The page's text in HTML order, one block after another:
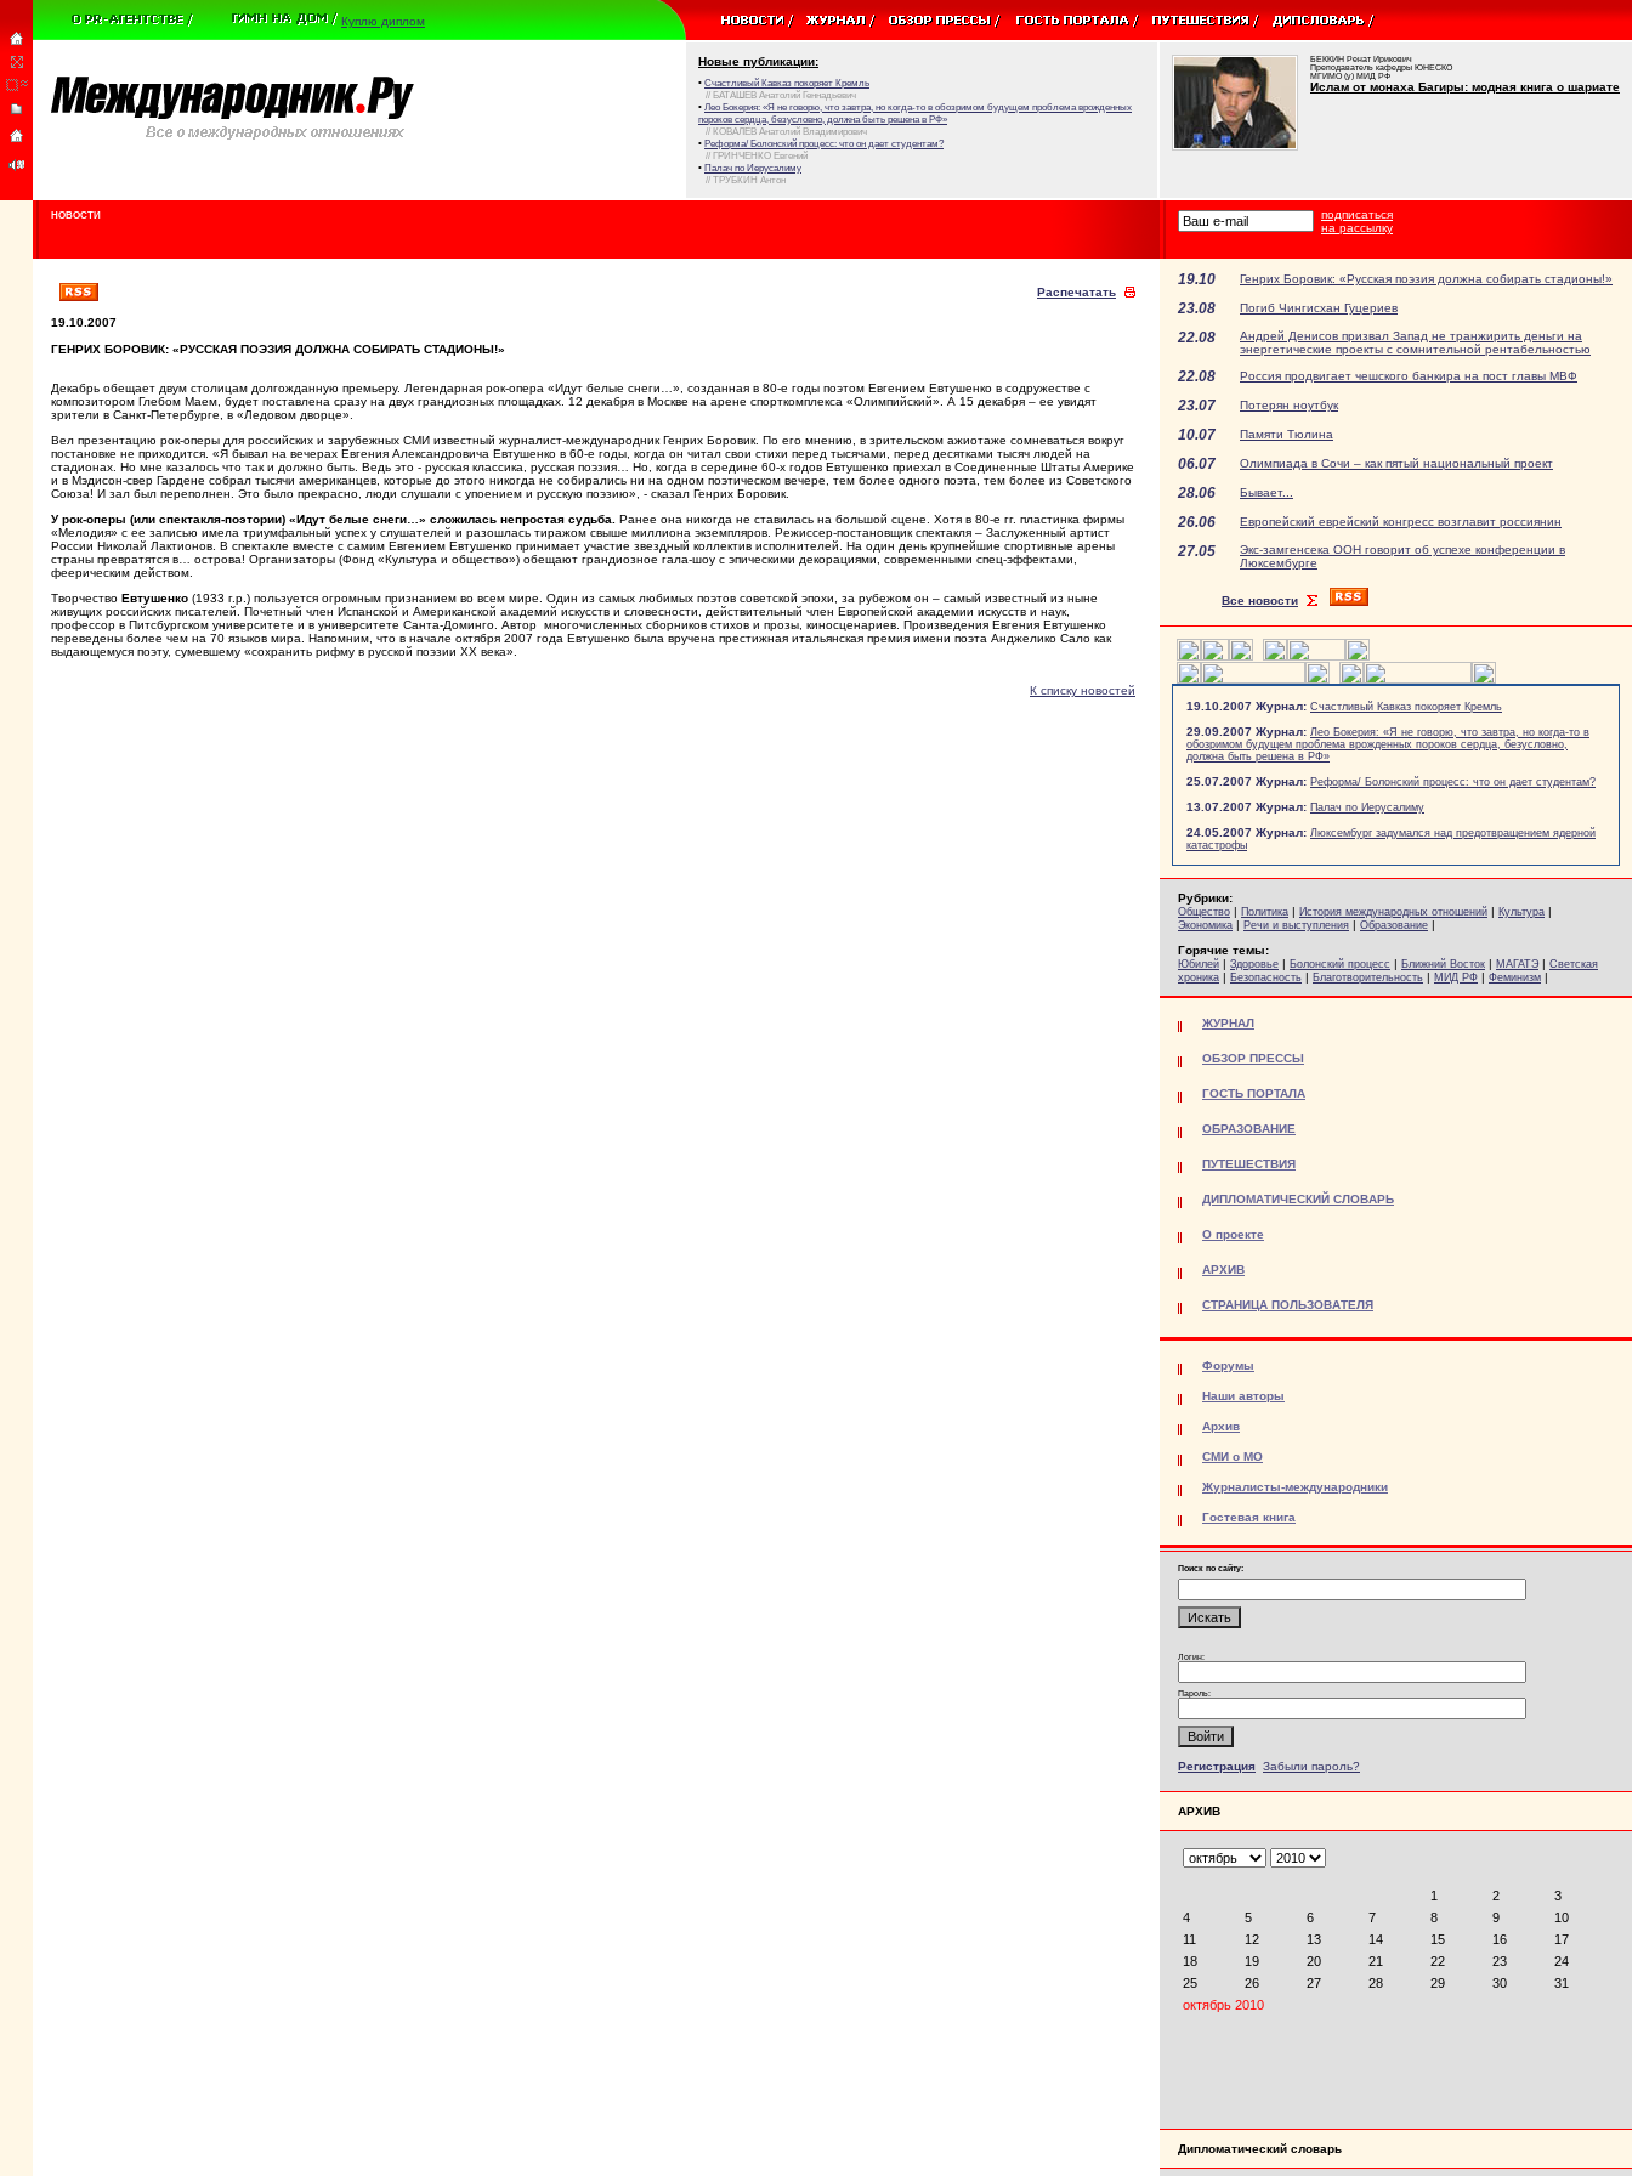
Куплю диплом
Новые публикации:
• Счастливый Кавказ покоряет Кремль
// БАТАШЕВ Анатолий Геннадьевич
• Лео Бокерия: «Я не говорю, что завтра, но когда-то в обозримом будущем проблема врожденных
пороков сердца, безусловно, должна быть решена в РФ»
// КОВАЛЕВ Анатолий Владимирович
• Реформа/ Болонский процесс: что он дает студентам?
// ГРИНЧЕНКО Евгений
• Палач по Иерусалиму
// ТРУБКИН Антон
БЕККИН Ренат Ирикович
Преподаватель кафедры ЮНЕСКО
МГИМО (у) МИД РФ
Ислам от монаха Багиры: модная книга о шариате
НОВОСТИ
подписаться
на рассылку
Распечатать
19.10.2007
ГЕНРИХ БОРОВИК: «РУССКАЯ ПОЭЗИЯ ДОЛЖНА СОБИРАТЬ СТАДИОНЫ!»
Декабрь обещает двум столицам долгожданную премьеру. Легендарная рок-опера «Идут белые снеги…», созданная в 80-е годы поэтом Евгением Евтушенко в содружестве с
композитором Глебом Маем, будет поставлена сразу на двух грандиозных площадках. 12 декабря в Москве на арене спорткомплекса «Олимпийский». А 15 декабря – ее увидят
зрители в Санкт-Петербурге, в «Ледовом дворце».
Вел презентацию рок-оперы для российских и зарубежных СМИ известный журналист-международник Генрих Боровик. По его мнению, в зрительском ажиотаже сомневаться вокруг
постановке не приходится. «Я бывал на вечерах Евгения Александровича Евтушенко в 60-е годы, когда он читал свои стихи перед тысячами, перед десятками тысяч людей на
стадионах. Но мне казалось что так и должно быть. Ведь это - русская классика, русская поэзия… Но, когда в середине 60-х годов Евтушенко приехал в Соединенные Штаты Америке
и в Мэдисон-свер Гардене собрал тысячи американцев, которые до этого никогда не собирались ни на одном поэтическом вечере, тем более одного поэта, тем более из Советского
Союза! И зал был переполнен. Это было прекрасно, люди слушали с упоением и русскую поэзию», - сказал Генрих Боровик.
У рок-оперы (или спектакля-поэтории) «Идут белые снеги…» сложилась непростая судьба. Ранее она никогда не ставилась на большой сцене. Хотя в 80-е гг. пластинка фирмы
«Мелодия» с ее записью имела триумфальный успех у слушателей и разошлась тиражом свыше миллиона экземпляров. Режиссер-постановщик спектакля – Заслуженный артист
России Николай Лактионов. В спектакле вместе с самим Евгением Евтушенко принимает участие звездный коллектив исполнителей. На один день крупнейшие спортивные арены
страны превратятся в… острова! Организаторы (Фонд «Культура и общество») обещают грандиозное гала-шоу с эпическими декорациями, современными спец-эффектами,
феерическим действом.
Творчество Евтушенко (1933 г.р.) пользуется огромным признанием во всем мире. Один из самых любимых поэтов советской эпохи, за рубежом он – самый известный из ныне
живущих российских писателей. Почетный член Испанской и Американской академий искусств и словесности, действительный член Европейской академии искусств и наук,
профессор в Питсбургском университете и в университете Санта-Доминго. Автор многочисленных сборников стихов и прозы, киносценариев. Произведения Евгения Евтушенко
переведены более чем на 70 языков мира. Напомним, что в начале октября 2007 года Евтушенко была вручена престижная итальянская премия имени поэта Анджелико Сало как
выдающемуся поэту, сумевшему «сохранить рифму в русской поэзии ХХ века».
К списку новостей
19.10 Генрих Боровик: «Русская поэзия должна собирать стадионы!»
23.08 Погиб Чингисхан Гуцериев
22.08
Андрей Денисов призвал Запад не транжирить деньги на
энергетические проекты с сомнительной рентабельностью
22.08 Россия продвигает чешского банкира на пост главы МВФ
23.07 Потерян ноутбук
10.07 Памяти Тюлина
06.07 Олимпиада в Сочи – как пятый национальный проект
28.06 Бывает...
26.06 Европейский еврейский конгресс возглавит россиянин
27.05
Экс-замгенсека ООН говорит об успехе конференции в
Люксембурге
Все новости
19.10.2007 Журнал: Счастливый Кавказ покоряет Кремль
29.09.2007 Журнал: Лео Бокерия: «Я не говорю, что завтра, но когда-то в
обозримом будущем проблема врожденных пороков сердца, безусловно,
должна быть решена в РФ»
25.07.2007 Журнал: Реформа/ Болонский процесс: что он дает студентам?
13.07.2007 Журнал: Палач по Иерусалиму
24.05.2007 Журнал: Люксембург задумался над предотвращением ядерной
катастрофы
Рубрики:
Общество | Политика | История международных отношений | Культура |
Экономика | Речи и выступления | Образование |
Горячие темы:
Юбилей | Здоровье | Болонский процесс | Ближний Восток | МАГАТЭ | Светская
хроника | Безопасность | Благотворительность | МИД РФ | Феминизм |
ЖУРНАЛ
ОБЗОР ПРЕССЫ
ГОСТЬ ПОРТАЛА
ОБРАЗОВАНИЕ
ПУТЕШЕСТВИЯ
ДИПЛОМАТИЧЕСКИЙ СЛОВАРЬ
О проекте
АРХИВ
СТРАНИЦА ПОЛЬЗОВАТЕЛЯ
Форумы
Наши авторы
Архив
СМИ о МО
Журналисты-международники
Гостевая книга
Поиск по сайту:
Логин:
Пароль:
Регистрация Забыли пароль?
АРХИВ
Дипломатический словарь